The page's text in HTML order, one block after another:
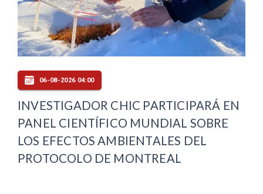
06-08-2026 04:00
INVESTIGADOR CHIC PARTICIPARÁ EN
PANEL CIENTÍFICO MUNDIAL SOBRE
LOS EFECTOS AMBIENTALES DEL
PROTOCOLO DE MONTREAL